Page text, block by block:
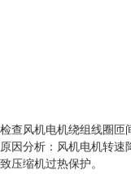
检查风机电机绕组线圈匝
原因分析：风机电机转速
致压缩机过热保护。